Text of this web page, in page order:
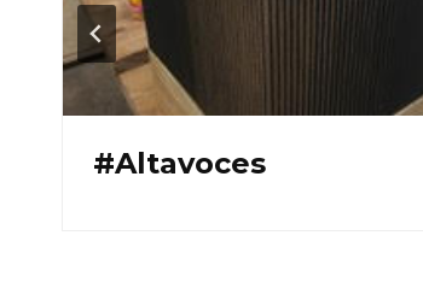
#Altavoces